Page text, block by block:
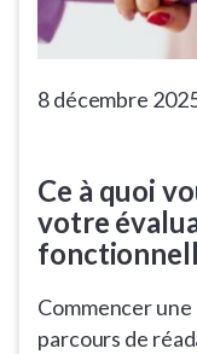
8 décembre
Ce à quoi
votre
Commencer
parcours de